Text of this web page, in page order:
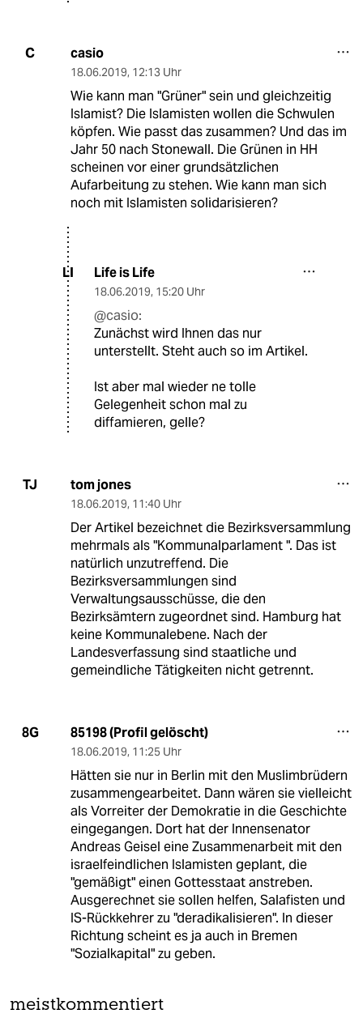
C casio
18.06.2019, 12:13 Uhr
Wie kann man "Grüner" sein und gleichzeitig
Islamist? Die Islamisten wollen die Schwulen
köpfen. Wie passt das zusammen? Und das im
Jahr 50 nach Stonewall. Die Grünen in HH
scheinen vor einer grundsätzlichen
Aufarbeitung zu stehen. Wie kann man sich
noch mit Islamisten solidarisieren?
LI Life is Life
18.06.2019, 15:20 Uhr
@casio:
Zunächst wird Ihnen das nur
unterstellt. Steht auch so im Artikel.
Ist aber mal wieder ne tolle
Gelegenheit schon mal zu
diffamieren, gelle?
TJ tom jones
18.06.2019, 11:40 Uhr
Der Artikel bezeichnet die Bezirksversammlung
mehrmals als "Kommunalparlament ". Das ist
natürlich unzutreffend. Die
Bezirksversammlungen sind
Verwaltungsausschüsse, die den
Bezirksämtern zugeordnet sind. Hamburg hat
keine Kommunalebene. Nach der
Landesverfassung sind staatliche und
gemeindliche Tätigkeiten nicht getrennt.
8G 85198 (Profil gelöscht)
18.06.2019, 11:25 Uhr
Hätten sie nur in Berlin mit den Muslimbrüdern
zusammengearbeitet. Dann wären sie vielleicht
als Vorreiter der Demokratie in die Geschichte
eingegangen. Dort hat der Innensenator
Andreas Geisel eine Zusammenarbeit mit den
israelfeindlichen Islamisten geplant, die
"gemäßigt" einen Gottesstaat anstreben.
Ausgerechnet sie sollen helfen, Salafisten und
IS-Rückkehrer zu "deradikalisieren". In dieser
Richtung scheint es ja auch in Bremen
"Sozialkapital" zu geben.
meistkommentiert